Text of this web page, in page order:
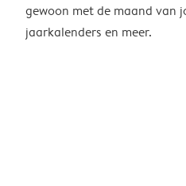
gewoon met de maand van
jaarkalenders en meer.